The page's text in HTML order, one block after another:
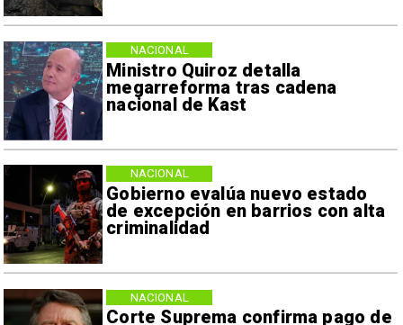
Ministro Quiroz detalla
megarreforma tras cadena
nacional de Kast
NACIONAL
Gobierno evalúa nuevo estado
de excepción en barrios con alta
criminalidad
NACIONAL
Corte Suprema confirma pago de
NACIONAL